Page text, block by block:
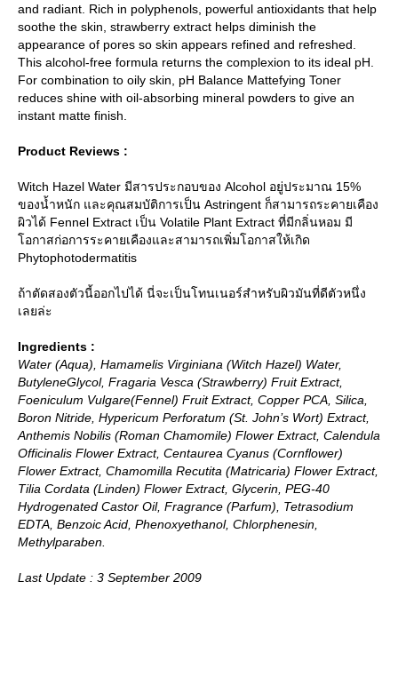
and radiant. Rich in polyphenols, powerful antioxidants that help
soothe the skin, strawberry extract helps diminish the
appearance of pores so skin appears refined and refreshed.
This alcohol-free formula returns the complexion to its ideal pH.
For combination to oily skin, pH Balance Mattefying Toner
reduces shine with oil-absorbing mineral powders to give an
instant matte finish.
Product Reviews :
Witch Hazel Water มีสารประกอบของ Alcohol อยู่ประมาณ 15%
ของน้ำหนัก และคุณสมบัติการเป็น Astringent ก็สามารถระคายเคือง
ผิวได้ Fennel Extract เป็น Volatile Plant Extract ที่มีกลิ่นหอม มี
อกาสก่อการระคายเคืองและสามารถเพิ่มโอกาสให้เกิด
Phytophotodermatitis
ถ้าตัดสองตัวนี้ออกไปได้ นี่จะเป็นโทนเนอร์สำหรับผิวมันที่ดีตัวหนึ่ง
เลยล่ะ
Ingredients :
Water (Aqua), Hamamelis Virginiana (Witch Hazel) Water,
ButyleneGlycol, Fragaria Vesca (Strawberry) Fruit Extract,
Foeniculum Vulgare(Fennel) Fruit Extract, Copper PCA, Silica,
Boron Nitride, Hypericum Perforatum (St. John’s Wort) Extract,
Anthemis Nobilis (Roman Chamomile) Flower Extract, Calendula
Officinalis Flower Extract, Centaurea Cyanus (Cornflower)
Flower Extract, Chamomilla Recutita (Matricaria) Flower Extract,
Tilia Cordata (Linden) Flower Extract, Glycerin, PEG-40
Hydrogenated Castor Oil, Fragrance (Parfum), Tetrasodium
EDTA, Benzoic Acid, Phenoxyethanol, Chlorphenesin,
Methylparaben.
Last Update : 3 September 2009